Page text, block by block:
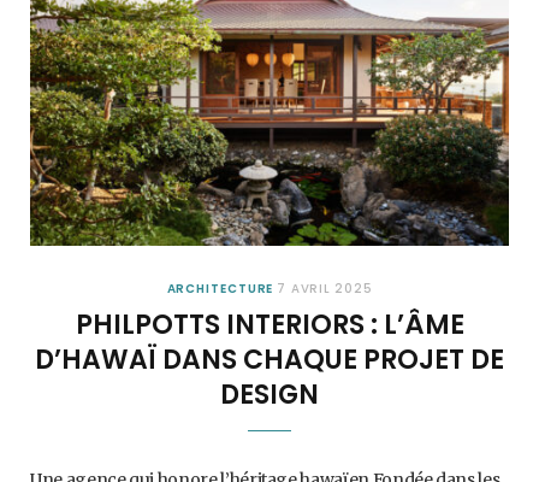
ARCHITECTURE 7 AVRIL 2025
PHILPOTTS INTERIORS : L’ÂME
D’HAWAÏ DANS CHAQUE PROJET DE
DESIGN